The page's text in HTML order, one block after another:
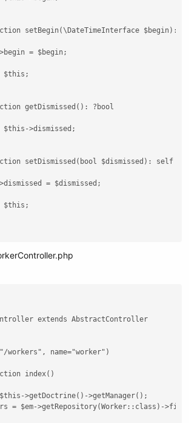
setBegin(\DateTimeInterface $begin):
= $begin;
$this;
getDismissed(): ?bool
$this->dismissed;
setDismissed(bool $dismissed): self
= $dismissed;
$this;
extends AbstractController
workers", name="worker")
index()
>getDoctrine()->getManager();
= $em->getRepository(Worker::class)-